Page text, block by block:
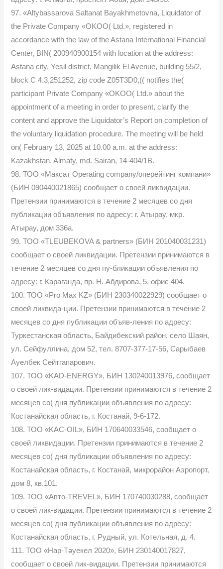
97. «Altybassarova Saltanat Bayakhmetovna, Liquidator of
the Private Company «OKOO( Ltd.», registered in
accordance with the law of the Astana International Financial
Center, BIN( 200940900154 with location at the address:
Astana city, Yesil district, Mangilik El Avenue, building 55/2,
block C 4.3,251252, zip code Z05T3D0,(( notifies the(
participant Private Company «OKOO( Ltd.» about the
appointment of a meeting in order to present, clarify the
content and approve the Liquidator’s Report on completion of
the voluntary liquidation procedure. The meeting will be held
on( February 13, 2025 at 10.00 a.m. at the address:
Kazakhstan, Almaty, md. Sairan, 14-404/1B.
98. ТОО «Максат Operating company/оперейтинг компани»
(БИН 090440021865) сообщает о своей ликвидации.
Претензии принимаются в течение 2 месяцев со дня
публикации объявления по адресу: г. Атырау, мкр.
Атырау, дом 336а.
99. ТОО «TLEUBEKOVA & partners» (БИН 201040031231)
сообщает о своей ликвидации. Претензии принимаются в
течение 2 месяцев со дня пу-бликации объявления по
адресу: г. Караганда, пр. Н. Абдирова, 5, офис 404.
100. ТОО «Pro Max KZ» (БИН 230340022929) сообщает о
своей ликвида-ции. Претензии принимаются в течение 2
месяцев со дня публикации объяв-ления по адресу:
Туркестанская область, Байдибекский район, село Шаян,
ул. Сейфуллина, дом 52, тел. 8707-377-17-56, Сарыбаев
Ауелбек Сейтгапарович.
107. ТОО «KAD-ENERGY», БИН 130240013976, сообщает
о своей лик-видации. Претензии принимаются в течение 2
месяцев со( дня публикации объявления по адресу:
Костанайская область, г. Костанай, 9-6-172.
108. ТОО «KAC-OIL», БИН 170640033546, сообщает о
своей ликвидации. Претензии принимаются в течение 2
месяцев со( дня публикации объявления по адресу:
Костанайская область, г. Костанай, микрорайон Аэропорт,
дом 8, кв.101.
109. ТОО «Авто-TREVEL», БИН 170740030288, сообщает
о своей лик-видации. Претензии принимаются в течение 2
месяцев со( дня публикации объявления по адресу:
Костанайская область, г. Рудный, ул. Котельная, д. 4.
111. ТОО «Нар-Тәуекел 2020», БИН 230140017827,
сообщает о своей лик-видации. Претензии принимаются